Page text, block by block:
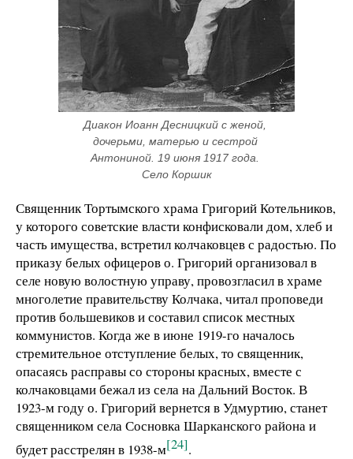
Диакон Иоанн Десницкий с женой,
дочерьми, матерью и сестрой
Антониной. 19 июня 1917 года.
Село Коршик
Священник Тортымского храма Григорий Котельников,
у которого советские власти конфисковали дом, хлеб и
часть имущества, встретил колчаковцев с радостью. По
приказу белых офицеров о. Григорий организовал в
селе новую волостную управу, провозгласил в храме
многолетие правительству Колчака, читал проповеди
против большевиков и составил список местных
коммунистов. Когда же в июне 1919-го началось
стремительное отступление белых, то священник,
опасаясь расправы со стороны красных, вместе с
колчаковцами бежал из села на Дальний Восток. В
1923-м году о. Григорий вернется в Удмуртию, станет
священником села Сосновка Шарканского района и
будет расстрелян в 1938-м[24].